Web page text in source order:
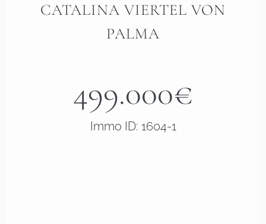
CATALINA VIERTEL VON
PALMA
499.000€
Immo ID: 1604-1